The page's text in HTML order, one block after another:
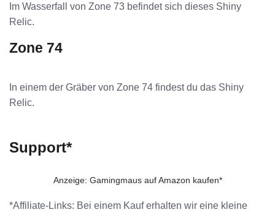
Im Wasserfall von Zone 73 befindet sich dieses Shiny
Relic.
Zone 74
In einem der Gräber von Zone 74 findest du das Shiny
Relic.
Support*
Anzeige: Gamingmaus auf Amazon kaufen*
*Affiliate-Links: Bei einem Kauf erhalten wir eine kleine